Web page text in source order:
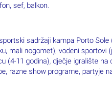
sef, balkon.
sadržaji kampa Porto
mali nogomet), vodeni sportovi
(4-11 godina), dječje igralište
razne show programe, partyje